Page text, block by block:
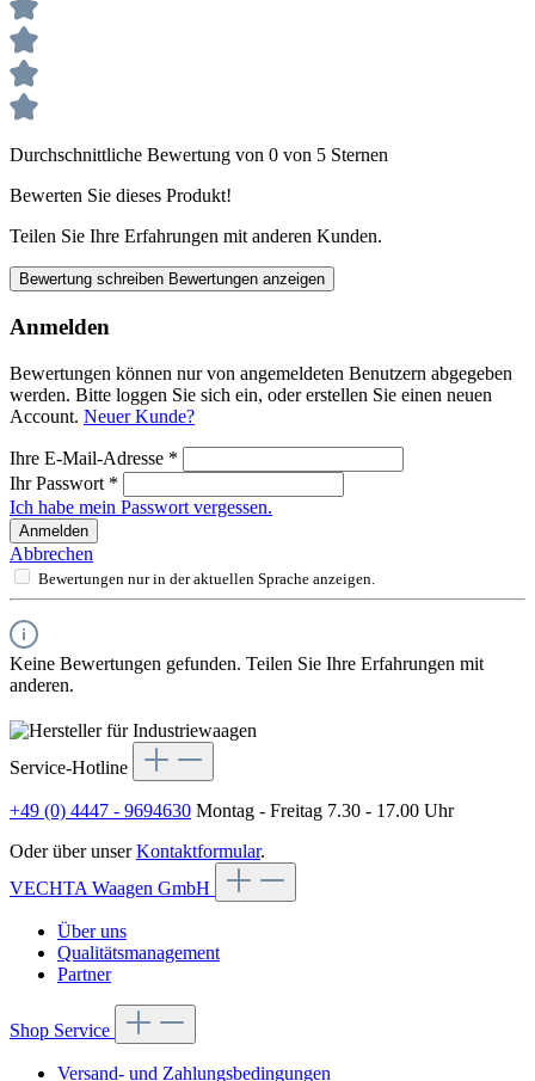
Durchschnittliche Bewertung von 0 von 5 Sternen
Bewerten Sie dieses Produkt!
Teilen Sie Ihre Erfahrungen mit anderen Kunden.
Bewertung schreiben Bewertungen anzeigen
Anmelden
Bewertungen können nur von angemeldeten Benutzern abgegeben
werden. Bitte loggen Sie sich ein, oder erstellen Sie einen neuen
Account. Neuer Kunde?
Ihre E-Mail-Adresse *
Ihr Passwort *
Ich habe mein Passwort vergessen.
Anmelden
Abbrechen
Bewertungen nur in der aktuellen Sprache anzeigen.
Keine Bewertungen gefunden. Teilen Sie Ihre Erfahrungen mit
anderen.
Service-Hotline
+49 (0) 4447 - 9694630 Montag - Freitag 7.30 - 17.00 Uhr
Oder über unserKontaktformular.
VECHTA Waagen GmbH
Über uns
Qualitätsmanagement
Partner
Shop Service
Versand- und Zahlungsbedingungen